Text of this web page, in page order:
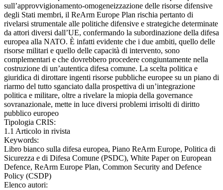
sull’approvvigionamento-omogeneizzazione delle risorse difensive
degli Stati membri, il ReArm Europe Plan rischia pertanto di
rivelarsi strumentale alle politiche difensive e strategiche determinate
da attori diversi dall’UE, confermando la subordinazione della difesa
europea alla NATO. È infatti evidente che i due ambiti, quello delle
risorse militari e quello delle capacità di intervento, sono
complementari e che dovrebbero procedere congiuntamente nella
costruzione di un’autentica difesa comune. La scelta politica e
giuridica di dirottare ingenti risorse pubbliche europee su un piano di
riarmo del tutto sganciato dalla prospettiva di un’integrazione
politica e militare, oltre a rivelare la miopia della governance
sovranazionale, mette in luce diversi problemi irrisolti di diritto
pubblico europeo
Tipologia CRIS:
1.1 Articolo in rivista
Keywords:
Libro bianco sulla difesa europea, Piano ReArm Europe, Politica di
Sicurezza e di Difesa Comune (PSDC), White Paper on European
Defence, ReArm Europe Plan, Common Security and Defence
Policy (CSDP)
Elenco autori: